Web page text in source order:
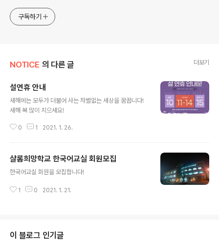
구독하기
NOTICE 의 다른 글 더보기
설연휴 안내
새해에는 모두가 더불어 사는 차별없는 세상을 꿈꿉니다!
새해 복 많이 지으세요!
0 1 2021. 1. 26.
샬롬희망학교 한국어교실 회원모집
한국어교실 회원을 모집합니다!
1 0 2021. 1. 21.
이 블로그 인기글